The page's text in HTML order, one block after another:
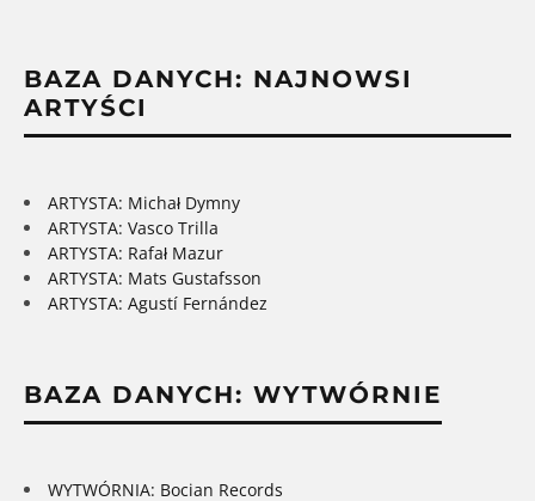
BAZA DANYCH: NAJNOWSI
ARTYŚCI
ARTYSTA: Michał Dymny
ARTYSTA: Vasco Trilla
ARTYSTA: Rafał Mazur
ARTYSTA: Mats Gustafsson
ARTYSTA: Agustí Fernández
BAZA DANYCH: WYTWÓRNIE
WYTWÓRNIA: Bocian Records